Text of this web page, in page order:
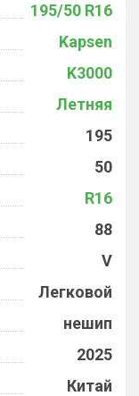
195/50 R16
Kapsen
K3000
Летняя
195
50
R16
88
V
Легковой
нешип
2025
Китай